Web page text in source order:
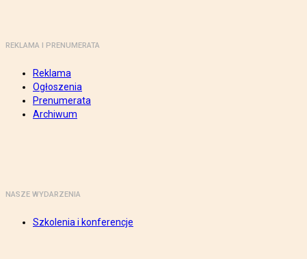
REKLAMA I PRENUMERATA
Reklama
Ogłoszenia
Prenumerata
Archiwum
NASZE WYDARZENIA
Szkolenia i konferencje